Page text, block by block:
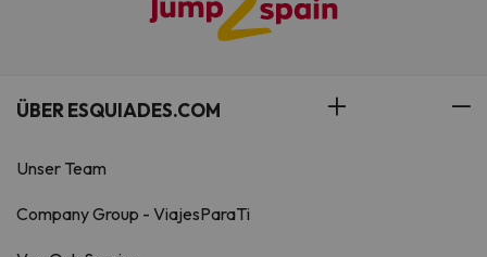
ÜBER ESQUIADES.COM
Unser Team
Company Group - ViajesParaTi